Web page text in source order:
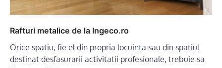
Rafturi metalice de la Ingeco.ro
Orice spatiu, fie el din propria locuinta sau din spatiul
destinat desfasurarii activitatii profesionale, trebuie sa